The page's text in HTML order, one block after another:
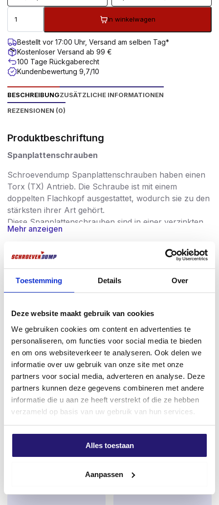
Toestemming Details Over
Deze website maakt gebruik van cookies
We gebruiken cookies om content en advertenties te
personaliseren, om functies voor social media te bieden
en om ons websiteverkeer te analyseren. Ook delen we
informatie over uw gebruik van onze site met onze
partners voor social media, adverteren en analyse. Deze
partners kunnen deze gegevens combineren met andere
informatie die u aan ze heeft verstrekt of die ze hebben
verzameld op basis van uw gebruik van hun services.
Alles toestaan
Aanpassen
In winkelwagen
Bestellt vor 17:00 Uhr, Versand am selben Tag*
Kostenloser Versand ab 99 €
100 Tage Rückgaberecht
Kundenbewertung 9,7/10
BESCHREIBUNGZUSÄTZLICHE INFORMATIONEN
REZENSIONEN (0)
Produktbeschriftung
Spanplattenschrauben
Schroevendump Spanplattenschrauben haben einen
Torx (TX) Antrieb. Die Schraube ist mit einem
doppelten Flachkopf ausgestattet, wodurch sie zu den
stärksten ihrer Art gehört.
Diese Spanplattenschrauben sind in einer verzinkten
Ausführung erhältlich.
Spanplattenschrauben werden in einer sehr breiten
eine problemlose Verarbeitung. Die Schrauben
Schrauben arbeiten, die gratfrei und superstark sind.
der Hersteller angibt, dass das Produkt die
Anforderungen an Sicherheit, Gesundheit, Umwelt
Wofür sind Spanplattenschrauben geeignet?
Schroevendump Spanplattenschrauben sind perfekt
in verschiedenen Holzarten für den Innenbereich
Multiplex, Plattenmaterial Unterlage. Die idealen
Qualitätsschrauben, um Konstruktionen wie
Vorwandinstallationen, Beplankungsschrauben,
Mehr anzeigen
Häufig zusammen gekauft
Bauschuttsäcke / Bauschutt
schwere Qualität
excl. BTW:€0,41
Rundkopfschrauben mit
Vollgewinde 3,5 x 35 TX-10
200St.